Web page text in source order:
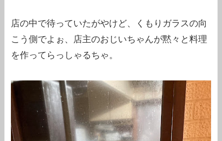
店の中で待っていたがやけど、くもりガラスの向
こう側でよぉ、店主のおじいちゃんが黙々と料理
を作ってらっしゃるちゃ。